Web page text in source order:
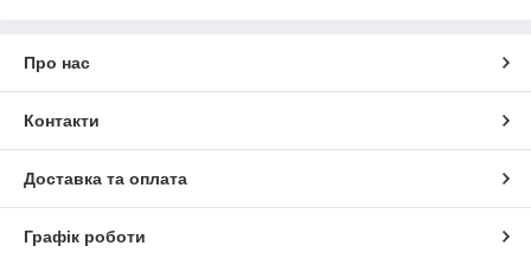
Про нас
Контакти
Доставка та оплата
Графік роботи